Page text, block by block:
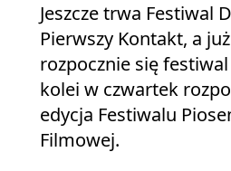
Jeszcze trwa Festiwal
Pierwszy Kontakt, a
rozpocznie się
kolei w czwartek
edycja Festiwalu
Filmowej.